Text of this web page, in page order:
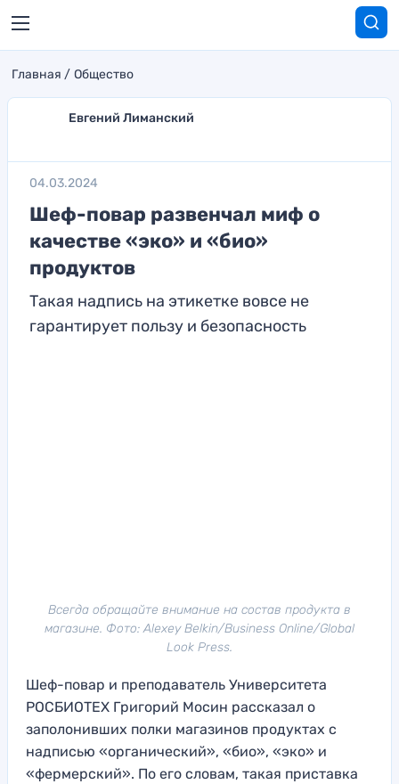
Главная Общество
Евгений Лиманский
04.03.2024
Шеф-повар развенчал миф о
качестве «эко» и «био»
продуктов
Такая надпись на этикетке вовсе не
гарантирует пользу и безопасность
Всегда обращайте внимание на состав продукта в
магазине. Фото: Alexey Belkin/Business Online/Global
Look Press.
Шеф-повар и преподаватель Университета
РОСБИОТЕХ Григорий Мосин рассказал о
заполонивших полки магазинов продуктах с
надписью «органический», «био», «эко» и
«фермерский». По его словам, такая приставка